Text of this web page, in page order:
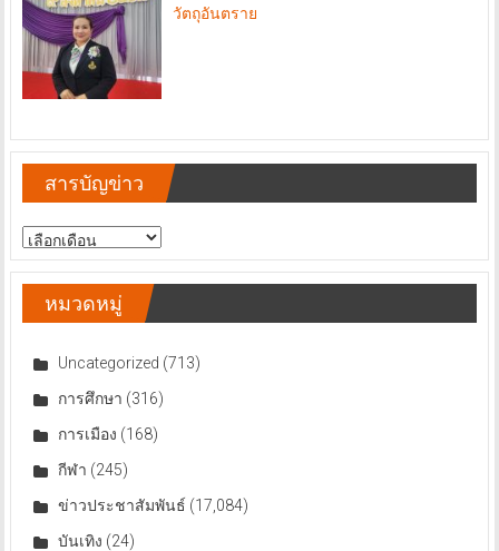
วัตถุอันตราย
สารบัญข่าว
สารบัญ
ข่าว
หมวดหมู่
Uncategorized (713)
การศึกษา (316)
การเมือง (168)
กีฬา (245)
ข่าวประชาสัมพันธ์ (17,084)
บันเทิง (24)